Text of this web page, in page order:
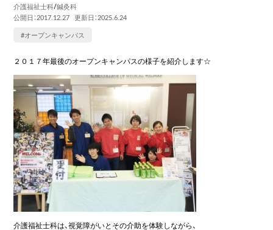
介護福祉士科/鍼灸科
公開日：2017.12.27 更新日：2025.6.24
#オープンキャンパス
２０１７年最後のオープンキャンパスの様子を紹介します☆
介護福祉士科は、視覚障がいとその介助を体験しながら、